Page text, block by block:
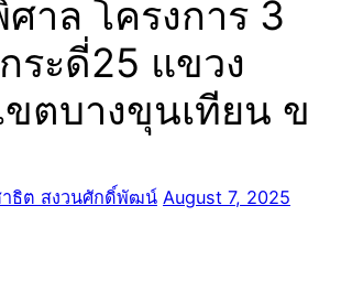
าล โครงการ 3
ระดี่25 แขวง
ขตบางขุนเทียน ข
าธิต สงวนศักดิ์พัฒน์ August 7, 2025